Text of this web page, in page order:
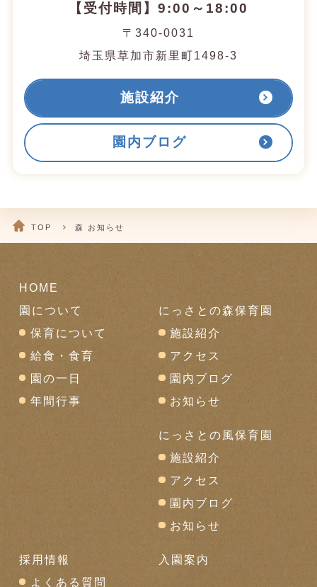
【受付時間】9:00～18:00
〒340-0031
埼玉県草加市新里町1498-3
施設紹介
園内ブログ
TOP 森 お知らせ
HOME
園について
保育について
給食・食育
園の一日
年間行事
にっさとの森保育園
施設紹介
アクセス
園内ブログ
お知らせ
にっさとの風保育園
施設紹介
アクセス
園内ブログ
お知らせ
採用情報
よくある質問
入園案内